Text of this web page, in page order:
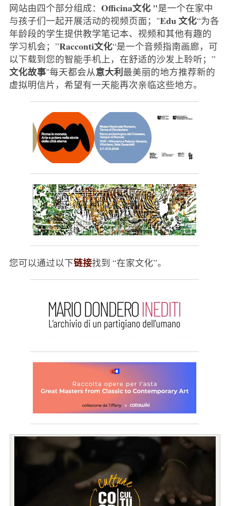
网站由四个部分组成： Officina文化 "是一个在家中
与孩子们一起开展活动的视频页面；"Edu文化“为各
年龄段的学生提供教学笔记本、视频和其他有趣的
学习机会；”Racconti文化“是一个音频指南画廊，可
以下载到您的智能手机上，在舒适的沙发上聆听；”
文化故事"每天都会从意大利最美丽的地方推荐新的
虚拟明信片，希望有一天能再次亲临这些地方。
您可以通过以下链接找到 “在家文化”。